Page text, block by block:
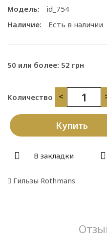
Модель:
id_754
Наличие:
Есть в наличии
50 или более: 52 грн
Количество <
Купить
В закладки
Гильзы Rothmans